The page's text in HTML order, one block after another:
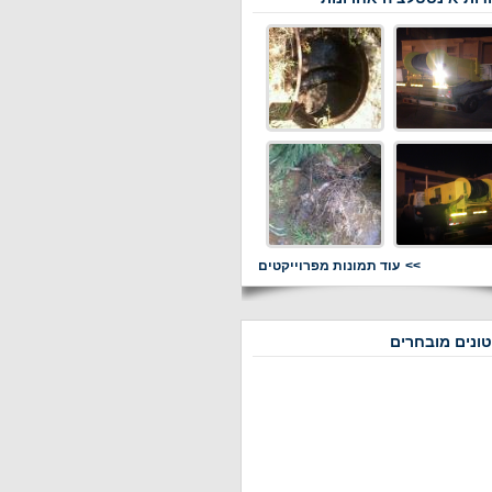
עוד תמונות מפרוייקטים
מובחרים